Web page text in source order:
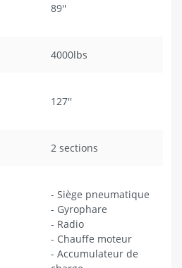
89''
4000lbs
127''
2 sections
- Siège pneumatique
- Gyrophare
- Radio
- Chauffe moteur
- Accumulateur de